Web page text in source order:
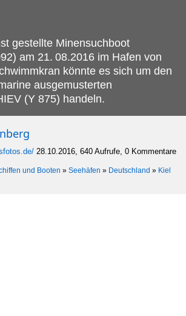
gestellte Minensuchboot
am 21. 08.2016 im Hafen von
könnte es sich um den
ausgemusterten
(Y 875) handeln.
28.10.2016, 640 Aufrufe, 0 Kommentare
und Booten » Seehäfen » Deutschland » Kiel